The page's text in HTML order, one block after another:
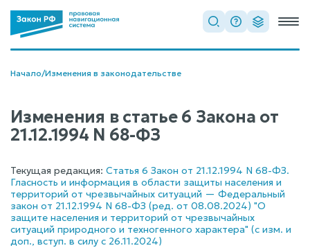
Начало/Изменения в законодательстве
Изменения в статье 6 Закона от
21.12.1994 N 68-ФЗ
Текущая редакция: Статья 6 Закон от 21.12.1994 N 68-ФЗ.
Гласность и информация в области защиты населения и
территорий от чрезвычайных ситуаций — Федеральный
закон от 21.12.1994 N 68-ФЗ (ред. от 08.08.2024) "О
защите населения и территорий от чрезвычайных
ситуаций природного и техногенного характера" (с изм. и
доп., вступ. в силу с 26.11.2024)